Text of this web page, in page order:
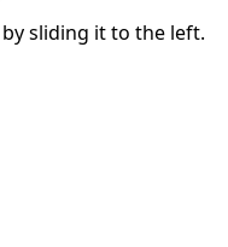
sliding it to the left.